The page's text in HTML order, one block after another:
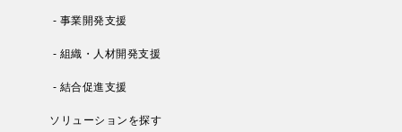
- 事業開発支援
- 組織・人材開発支援
- 結合促進支援
ソリューションを探す